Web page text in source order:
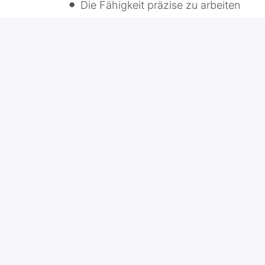
Die Fähigkeit präzise zu arbeiten